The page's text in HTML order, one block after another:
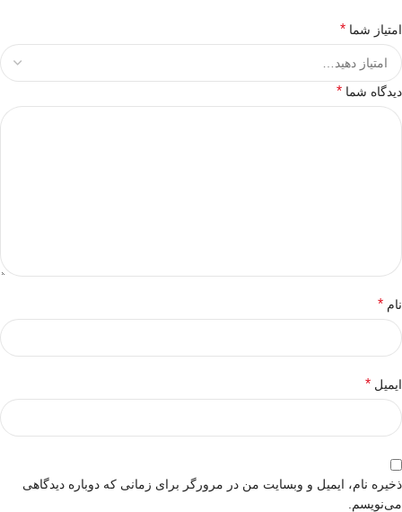
امتیاز شما *
دیدگاه شما *
نام *
ایمیل *
ذخیره نام، ایمیل و وبسایت من در مرورگر برای زمانی که دوباره دیدگاهی
می‌نویسم.